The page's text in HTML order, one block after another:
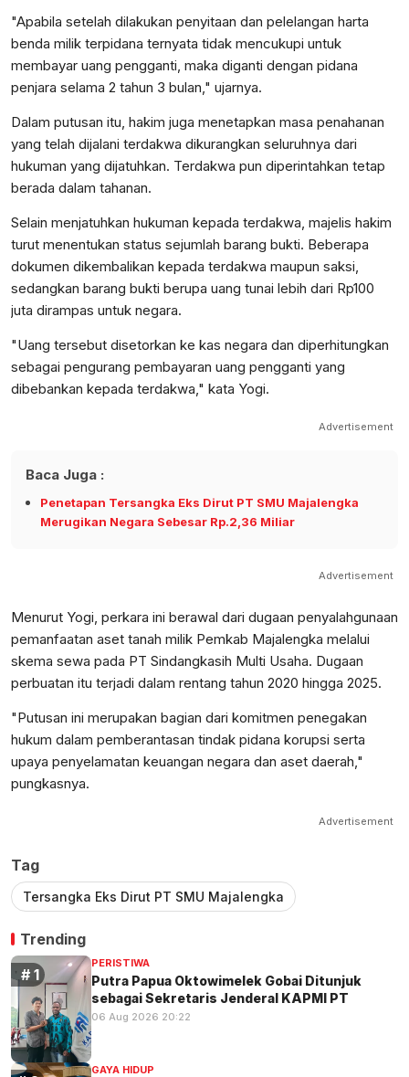
"Apabila setelah dilakukan penyitaan dan pelelangan harta
benda milik terpidana ternyata tidak mencukupi untuk
membayar uang pengganti, maka diganti dengan pidana
penjara selama 2 tahun 3 bulan," ujarnya.
Dalam putusan itu, hakim juga menetapkan masa penahanan
yang telah dijalani terdakwa dikurangkan seluruhnya dari
hukuman yang dijatuhkan. Terdakwa pun diperintahkan tetap
berada dalam tahanan.
Selain menjatuhkan hukuman kepada terdakwa, majelis hakim
turut menentukan status sejumlah barang bukti. Beberapa
dokumen dikembalikan kepada terdakwa maupun saksi,
sedangkan barang bukti berupa uang tunai lebih dari Rp100
juta dirampas untuk negara.
"Uang tersebut disetorkan ke kas negara dan diperhitungkan
sebagai pengurang pembayaran uang pengganti yang
dibebankan kepada terdakwa," kata Yogi.
Advertisement
Baca Juga :
Penetapan Tersangka Eks Dirut PT SMU Majalengka
Merugikan Negara Sebesar Rp.2,36 Miliar
Advertisement
Menurut Yogi, perkara ini berawal dari dugaan penyalahgunaan
pemanfaatan aset tanah milik Pemkab Majalengka melalui
skema sewa pada PT Sindangkasih Multi Usaha. Dugaan
perbuatan itu terjadi dalam rentang tahun 2020 hingga 2025.
"Putusan ini merupakan bagian dari komitmen penegakan
hukum dalam pemberantasan tindak pidana korupsi serta
upaya penyelamatan keuangan negara dan aset daerah,"
pungkasnya.
Advertisement
Tag
Tersangka Eks Dirut PT SMU Majalengka
Trending
PERISTIWA
Putra Papua Oktowimelek Gobai Ditunjuk
sebagai Sekretaris Jenderal KAPMI PT
06 Aug 2026 20:22
GAYA HIDUP